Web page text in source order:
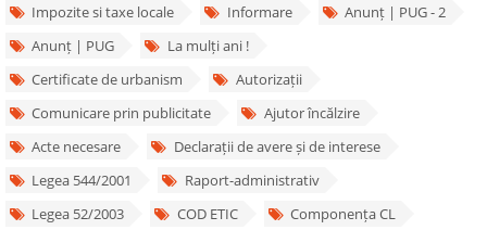
Impozite si taxe locale
Informare
Anunț | PUG - 2
Anunț | PUG
La mulți ani !
Certificate de urbanism
Autorizații
Comunicare prin publicitate
Ajutor încălzire
Acte necesare
Declarații de avere și de interese
Legea 544/2001
Raport-administrativ
Legea 52/2003
COD ETIC
Componența CL